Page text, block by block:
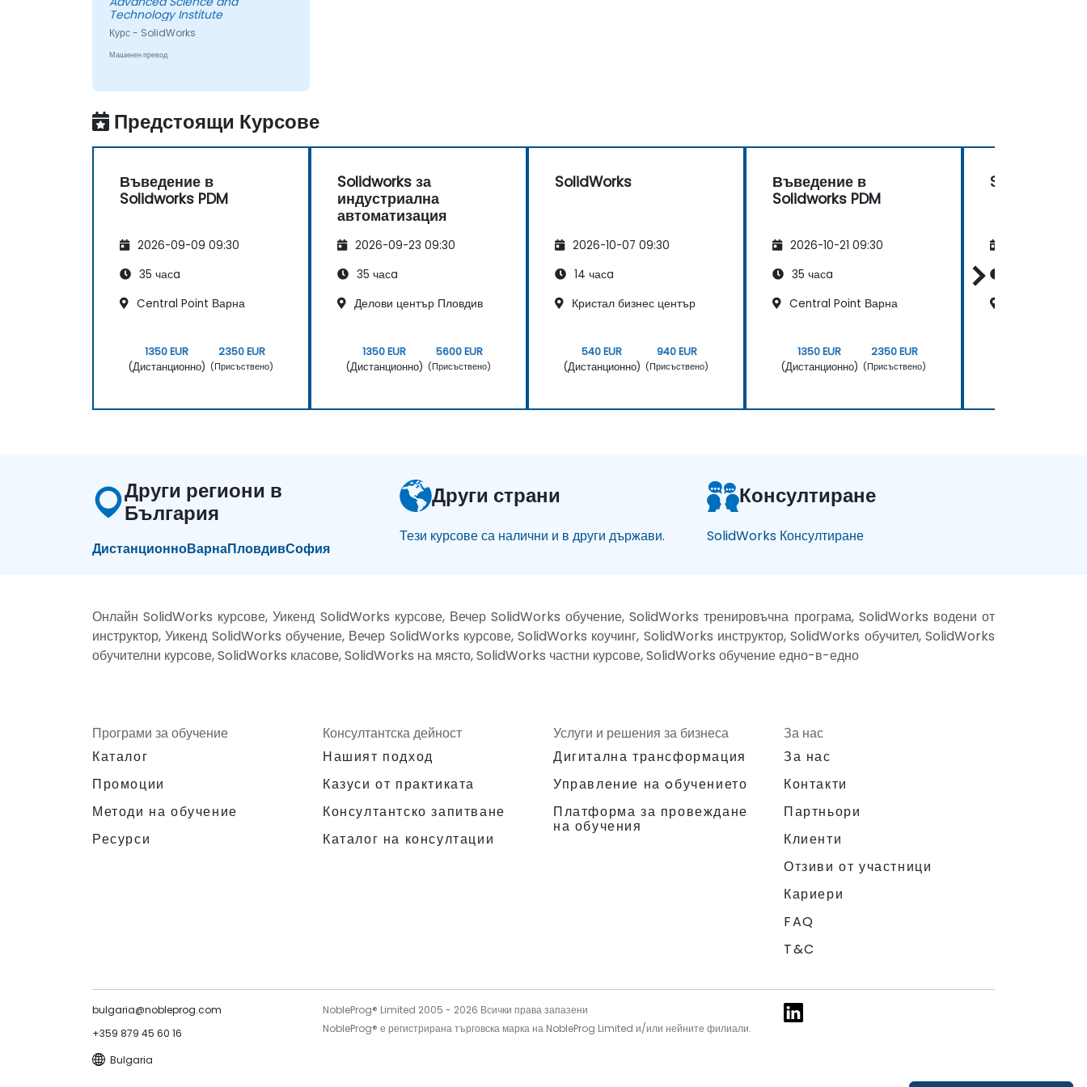
Technology Institute
Курс - SolidWorks
Машинен превод
Предстоящи Курсове
Въведение в
Solidworks PDM
2026-09-09 09:30
35 часa
Central Point Варна
1350 EUR
(Дистанционно)
2350 EUR
(Присъствено)
Solidworks за
индустриална
автоматизация
2026-09-23 09:30
35 часa
Делови център Пловдив
1350 EUR
(Дистанционно)
5600 EUR
(Присъствено)
SolidWorks
2026-10-07 09:30
14 часa
Кристал бизнес център
540 EUR
(Дистанционно)
940 EUR
(Присъствено)
Въведение в
Solidworks PDM
2026-10-21 09:30
35 часa
Central Point Варна
1350 EUR
(Дистанционно)
2350 EUR
(Присъствено)
SolidWorks
Други региони в
България
ДистанционноВарнаПловдивСофия
Други страни
Тези курсове са налични и в други държави.
Консултиране
SolidWorks Консултиране
Онлайн SolidWorks курсове, Уикенд SolidWorks курсове, Вечер SolidWorks обучение, SolidWorks тренировъчна програма, SolidWorks водени от
инструктор, Уикенд SolidWorks обучение, Вечер SolidWorks курсове, SolidWorks коучинг, SolidWorks инструктор, SolidWorks обучител, SolidWorks
обучителни курсове, SolidWorks класове, SolidWorks на място, SolidWorks частни курсове, SolidWorks обучение едно-в-едно
Програми за обучение
Каталог
Промоции
Методи на обучение
Ресурси
Консултантска дейност
Нашият подход
Казуси от практиката
Консултантско запитване
Каталог на консултации
Услуги и решения за бизнеса
Дигитална трансформация
Управление на oбучението
Платформа за провеждане
на обучения
За нас
За нас
Контакти
Партньори
Клиенти
Отзиви от участници
Кариери
FAQ
T&C
bulgaria@nobleprog.com
+359 879 45 60 16
Bulgaria
NobleProg® Limited 2005 - 2026 Всички права запазени
NobleProg® е регистрирана търговска марка на NobleProg Limited и/или нейните филиали.